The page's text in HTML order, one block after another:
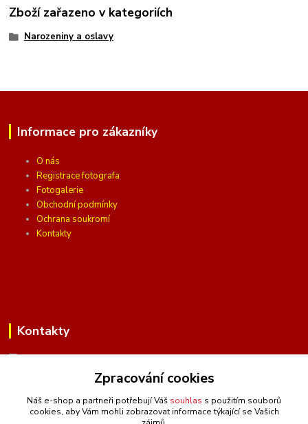
Zboží zařazeno v kategoriích
Narozeniny a oslavy
Informace pro zákazníky
O nás
Registrace fotografa
Fotogalerie
Obchodní podmínky
Ochrana soukromí
Kontakty
Kontakty
(Po-Pá, 10 - 16 hod.)
info@ceskafotopozadi.cz
Zpracování cookies
Náš e-shop a partneři potřebují Váš souhlas s použitím souborů
cookies, aby Vám mohli zobrazovat informace týkající se Vašich